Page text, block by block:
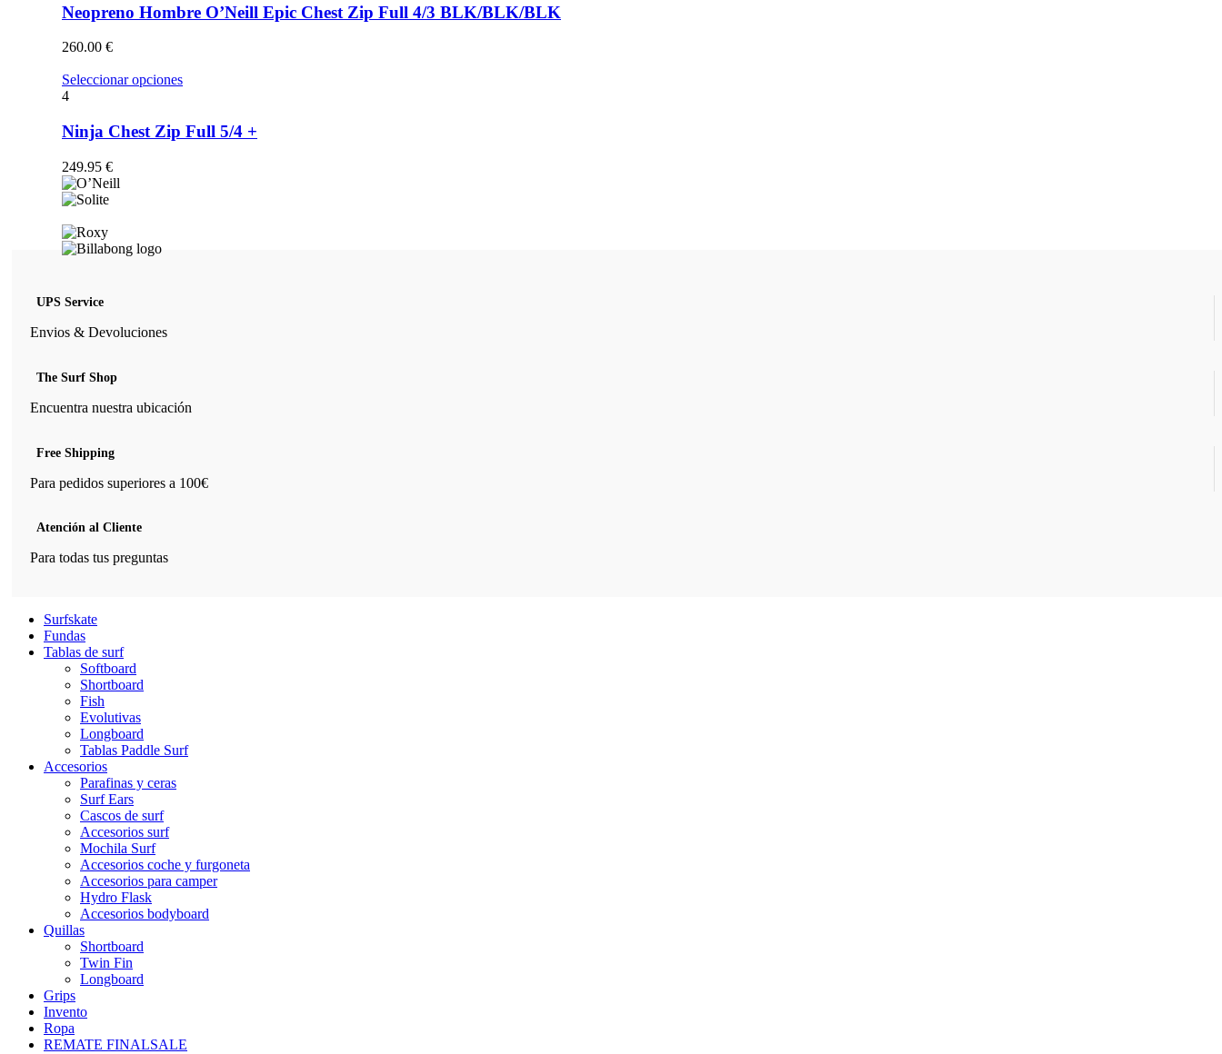
múltiples
variantes.
se
pueden
en
la
Neopreno Hombre O’Neill Epic Chest Zip Full 4/3 BLK/BLK/BLK
260.00 €
Seleccionar opcionesEste
múltiples
variantes.
4
Ninja Chest Zip Full 5/4 +
249.95 €
UPS Service
Envios & Devoluciones
The Surf Shop
Encuentra nuestra ubicación
Free Shipping
Para pedidos superiores a 100€
Atención al Cliente
Para todas tus preguntas
Surfskate
Fundas
Tablas de surf
Softboard
Shortboard
Fish
Evolutivas
Longboard
Tablas Paddle Surf
Accesorios
Parafinas y ceras
Surf Ears
Cascos de surf
Accesorios surf
Mochila Surf
Accesorios coche y furgoneta
Accesorios para camper
Hydro Flask
Accesorios bodyboard
Quillas
Shortboard
Twin Fin
Longboard
Grips
Invento
Ropa
REMATE FINALSALE